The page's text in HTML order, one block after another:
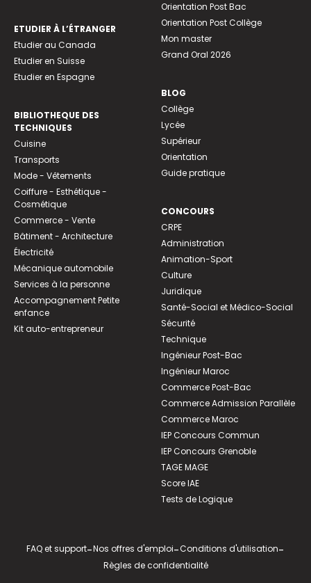
ETUDIER À L’ÉTRANGER
Etudier au Canada
Etudier en Suisse
Etudier en Espagne
BIBLIOTHEQUE DES
TECHNIQUES
Cuisine
Transports
Mode - Vêtements
Coiffure - Esthétique -
Cosmétique
Commerce - Vente
Bâtiment - Architecture
Électricité
Mécanique automobile
Services à la personne
Accompagnement Petite
enfance
Kit auto-entrepreneur
Orientation Post Bac
Orientation Post Collège
Mon master
Grand Oral 2026
BLOG
Collège
Lycée
Supérieur
Orientation
Guide pratique
CONCOURS
CRPE
Administration
Animation-Sport
Culture
Juridique
Santé-Social et Médico-Social
Sécurité
Technique
Ingénieur Post-Bac
Ingénieur Maroc
Commerce Post-Bac
Commerce Admission Parallèle
Commerce Maroc
IEP Concours Commun
IEP Concours Grenoble
TAGE MAGE
Score IAE
Tests de Logique
FAQ et support-Nos offres d'emploi-Conditions d'utilisation-
Règles de confidentialité